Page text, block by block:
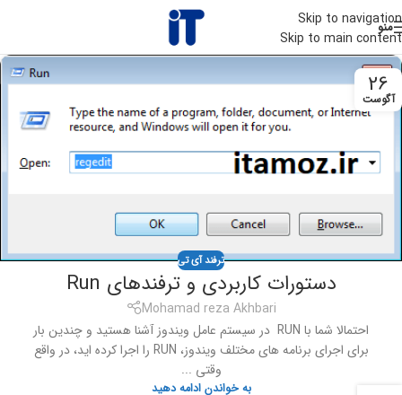
Skip to navigation
Skip to main content
منو
26
آگوست
ترفند آی تی
دستورات کاربردی و ترفندهای Run
Mohamad reza Akhbari
احتمالا شما با RUN در سیستم عامل ویندوز آشنا هستید و چندین بار
برای اجرای برنامه های مختلف ویندوز، RUN را اجرا کرده اید، در واقع
وقتی ...
به خواندن ادامه دهید